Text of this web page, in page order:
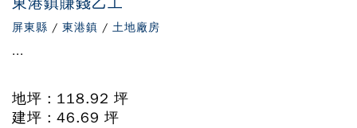
屏東縣 / 東港鎮 / 土地廠房
...
地坪 : 118.92 坪
建坪 : 46.69 坪